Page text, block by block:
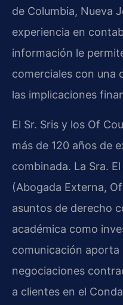
de Columbia, Nueva
experiencia en
información le
comerciales con una
las implicaciones
El Sr. Sris y los Of
más de 120 años de
combinada. La Sra.
(Abogada Externa,
asuntos de derecho
académica como
comunicación aporta
negociaciones
a clientes en el